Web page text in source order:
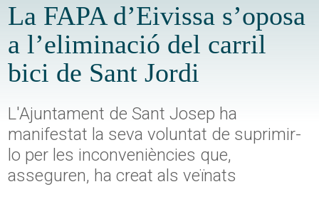
La FAPA d’Eivissa s’oposa
a l’eliminació del carril
bici de Sant Jordi
L'Ajuntament de Sant Josep ha
manifestat la seva voluntat de suprimir-
lo per les inconveniències que,
asseguren, ha creat als veïnats